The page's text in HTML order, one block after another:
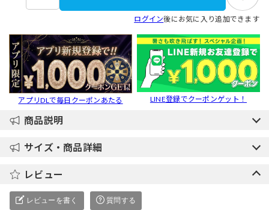
ログイン後にお気に入り追加できます
アプリDLで毎日クーポンあたる LINE登録でクーポンゲット！
商品説明
サイズ・商品詳細
レビュー
レビューを書く 質問する